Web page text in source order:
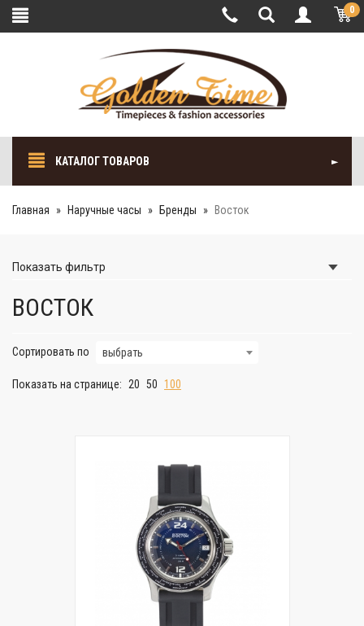
0
КАТАЛОГ ТОВАРОВ
Главная Наручные часы Бренды Восток
Показать фильтр
ВОСТОК
Сортировать по выбрать
Показать на странице: 20 50 100